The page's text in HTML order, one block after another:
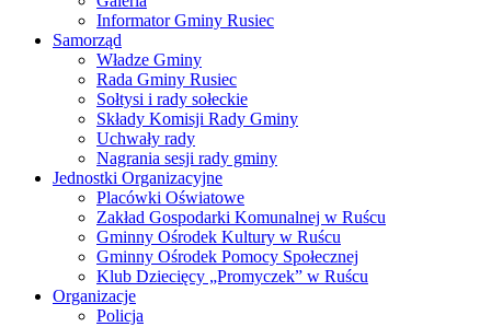
Informator Gminy Rusiec
Samorząd
Władze Gminy
Rada Gminy Rusiec
Sołtysi i rady sołeckie
Składy Komisji Rady Gminy
Uchwały rady
Nagrania sesji rady gminy
Jednostki Organizacyjne
Placówki Oświatowe
Zakład Gospodarki Komunalnej w Ruścu
Gminny Ośrodek Kultury w Ruścu
Gminny Ośrodek Pomocy Społecznej
Klub Dziecięcy „Promyczek” w Ruścu
Organizacje
Policja